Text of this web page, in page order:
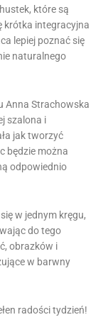
które są
krótka integracyjna
lepiej poznać się
naturalnego
Anna Strachowska
szalona i
jak tworzyć
będzie można
odpowiednio
w jednym kręgu,
do tego
obrazków i
w barwny
radości tydzień!